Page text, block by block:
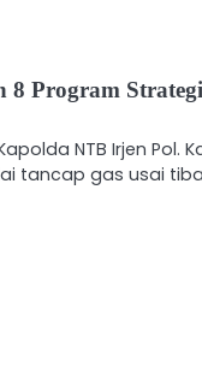
Program Strategi
NTB Irjen Pol.
tancap gas usai